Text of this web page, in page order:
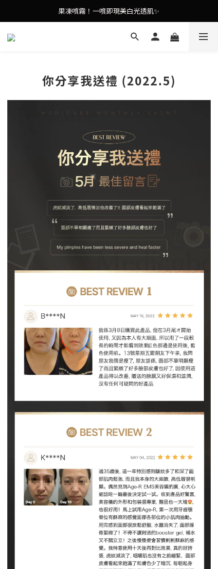
9in1多功能美容儀🌸護膚效果UP！
果凍噴霧！一噴即現美白光透肌✨
9in1多功能美容儀🌸護膚效果UP！
你分享我送禮 (2022.5)